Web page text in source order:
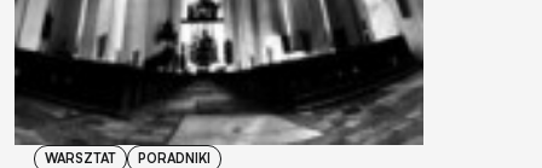
WARSZTAT PORADNIKI